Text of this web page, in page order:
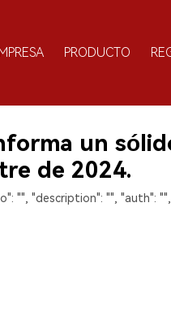
PRODUCTO
un
de 2024.
"", "description": "", "auth": "",